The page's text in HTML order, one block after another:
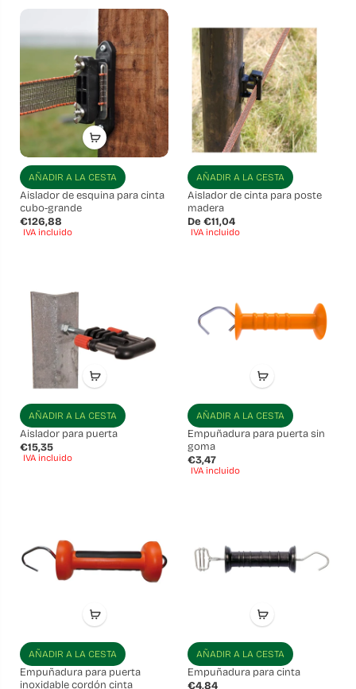
AÑADIR A LA CESTA
Aislador de esquina para cinta
cubo-grande
€126,88
IVA incluido
AÑADIR A LA CESTA
Aislador de cinta para poste
madera
De €11,04
IVA incluido
AÑADIR A LA CESTA
Aislador para puerta
€15,35
IVA incluido
AÑADIR A LA CESTA
Empuñadura para puerta sin
goma
€3,47
IVA incluido
AÑADIR A LA CESTA
Empuñadura para puerta
inoxidable cordón cinta
AÑADIR A LA CESTA
Empuñadura para cinta
€4,84